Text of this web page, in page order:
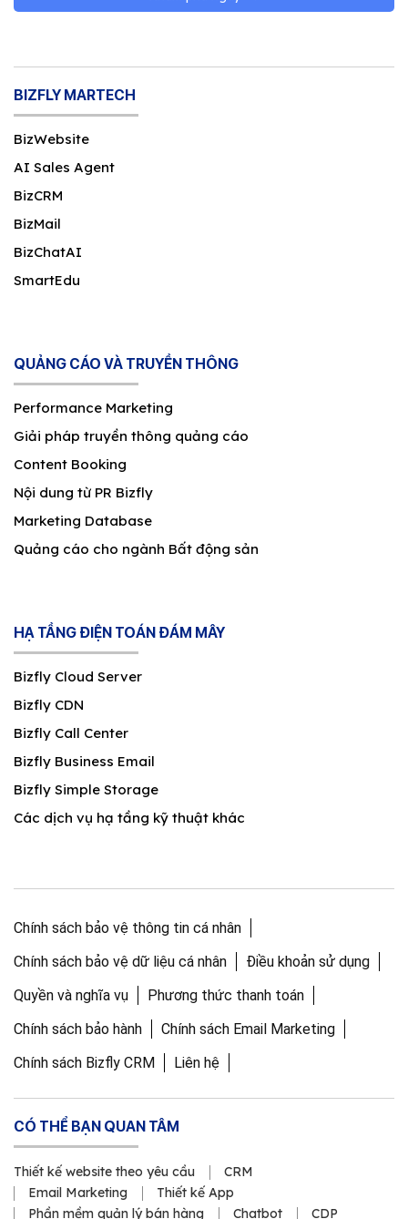
BIZFLY MARTECH
BizWebsite
AI Sales Agent
BizCRM
BizMail
BizChatAI
SmartEdu
QUẢNG CÁO VÀ TRUYỀN THÔNG
Performance Marketing
Giải pháp truyền thông quảng cáo
Content Booking
Nội dung từ PR Bizfly
Marketing Database
Quảng cáo cho ngành Bất động sản
HẠ TẦNG ĐIỆN TOÁN ĐÁM MÂY
Bizfly Cloud Server
Bizfly CDN
Bizfly Call Center
Bizfly Business Email
Bizfly Simple Storage
Các dịch vụ hạ tầng kỹ thuật khác
Chính sách bảo vệ thông tin cá nhân
Chính sách bảo vệ dữ liệu cá nhân
Điều khoản sử dụng
Quyền và nghĩa vụ
Phương thức thanh toán
Chính sách bảo hành
Chính sách Email Marketing
Chính sách Bizfly CRM
Liên hệ
CÓ THỂ BẠN QUAN TÂM
Thiết kế website theo yêu cầu
CRM
Email Marketing
Thiết kế App
Phần mềm quản lý bán hàng
Chatbot CDP